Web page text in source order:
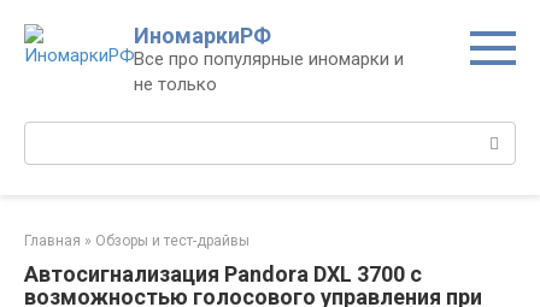
контенту
ИномаркиРФ
Все про популярные иномарки и
не только
Поиск:
Главная » Обзоры и тест-драйвы
Автосигнализация Pandora DXL 3700 с
возможностью голосового управления при